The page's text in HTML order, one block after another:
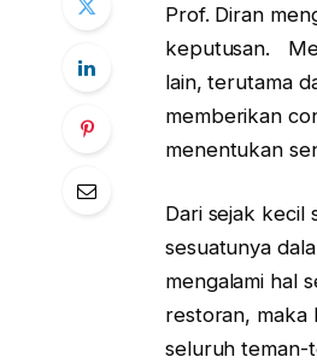
Prof. Diran
keputusan.
lain, terutama
memberikan
menentukan
Dari sejak kecil
sesuatunya
mengalami hal
restoran, maka
seluruh teman-